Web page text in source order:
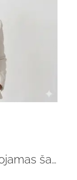
Neįprastas transformuojamas šalikas su gintaru